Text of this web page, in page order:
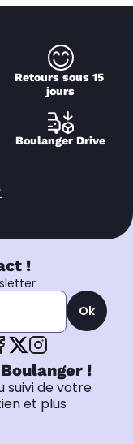
Retours sous 15
jours
Boulanger Drive
!
Ok
!
suivi de votre
et plus